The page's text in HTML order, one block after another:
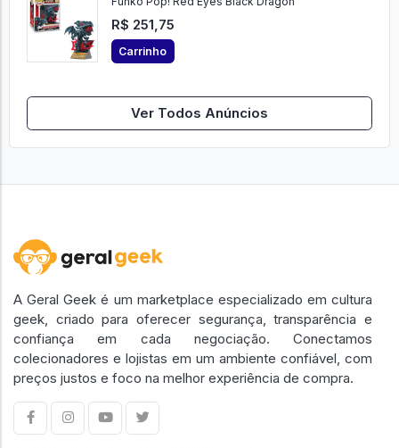
R$ 251,75
Carrinho
Ver Todos Anúncios
A Geral Geek é um marketplace especializado em cultura
geek, criado para oferecer segurança, transparência e
confiança em cada negociação. Conectamos
colecionadores e lojistas em um ambiente confiável, com
preços justos e foco na melhor experiência de compra.